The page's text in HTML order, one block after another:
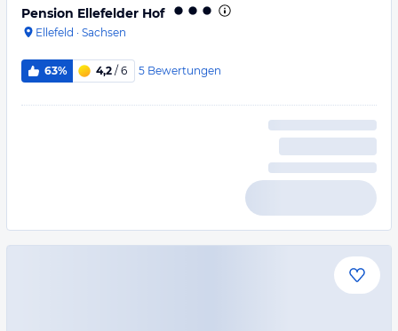
Pension Ellefelder Hof
Ellefeld · Sachsen
63% 4,2 / 6 5 Bewertungen